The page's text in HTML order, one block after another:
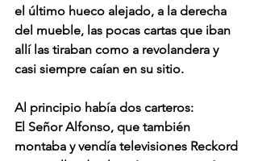
el último hueco alejado, a la derecha
del mueble, las pocas cartas que iban
allí las tiraban como a revolandera y
casi siempre caían en su sitio.
Al principio había dos carteros:
El Señor Alfonso, que también
montaba y vendía televisiones Reckord